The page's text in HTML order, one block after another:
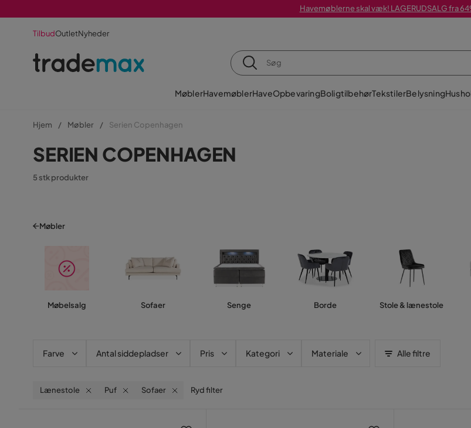
Havemøblerne skal væk! LAGERUDSALG fra
TilbudOutletNyheder
MøblerHavemøblerHaveOpbevaringBoligtilbehørTekstilerBelysning
Hjem Møbler Serien Copenhagen
SERIEN COPENHAGEN
5 stk produkter
Møbler
Møbelsalg Sofaer Senge Borde Stole & lænestole
Farve Antal siddepladser Pris Kategori Materiale Alle filtre
Lænestole Puf Sofaer Ryd filter